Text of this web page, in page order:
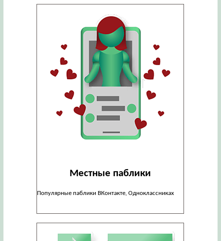
Местные паблики
Популярные паблики ВКонтакте, Одноклассниках